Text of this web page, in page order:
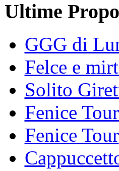
Ultime
GGG di
Felce e
Solito
Fenice
Fenice Tour